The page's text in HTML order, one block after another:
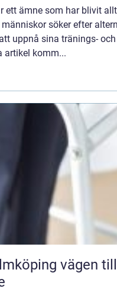
ett ämne som har blivit
söker efter
uppnå sina tränings- och
artikel komm...
tillbaka till